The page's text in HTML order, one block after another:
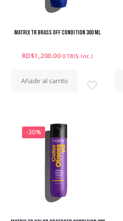
MATRIX TR BRASS OFF CONDITION 300 ML
RD$1,200.00 (ITBIS Inc.)
Añadir al carrito
-30%